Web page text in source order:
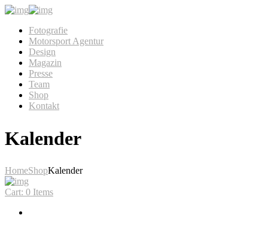
Fotografie
Motorsport Agentur
Design
Magazin
Presse
Team
Shop
Kontakt
Kalender
HomeShopKalender
Cart: 0 Items